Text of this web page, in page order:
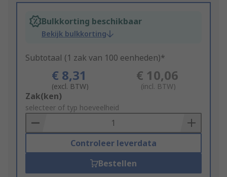
Bulkkorting beschikbaar
Bekijk bulkkorting
Subtotaal (1 zak van 100 eenheden)*
€ 8,31
(excl. BTW)
€ 10,06
(incl. BTW)
Add
to
Basket
Zak(ken)
selecteer of typ hoeveelheid
Controleer leverdata
Bestellen